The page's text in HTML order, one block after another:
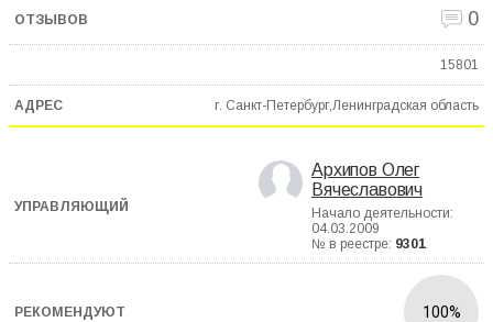
0
15801
г. Санкт-Петербург,Ленинградская область
Архипов Олег
Вячеславович
Начало деятельности:
04.03.2009
№ в реестре: 9301
100%